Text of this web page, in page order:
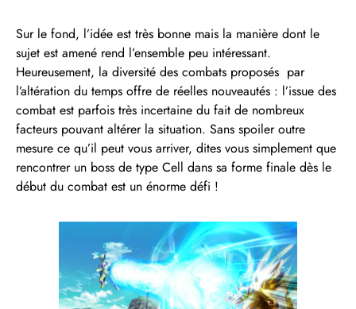
Sur le fond, l’idée est très bonne mais la manière dont le
sujet est amené rend l’ensemble peu intéressant.
Heureusement, la diversité des combats proposés par
l’altération du temps offre de réelles nouveautés : l’issue des
combat est parfois très incertaine du fait de nombreux
facteurs pouvant altérer la situation. Sans spoiler outre
mesure ce qu’il peut vous arriver, dites vous simplement que
rencontrer un boss de type Cell dans sa forme finale dès le
début du combat est un énorme défi !